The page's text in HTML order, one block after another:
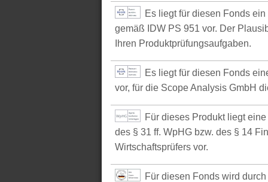
Es liegt für diesen Fonds
gemäß IDW PS 951 vor. Der
Ihren Produktprüfungsaufgaben.
Es liegt für diesen Fonds
vor, für die Scope Analysis GmbH
Für dieses Produkt liegt
des § 31 ff. WpHG bzw. des § 14
Wirtschaftsprüfers vor.
Für diesen Fonds wird